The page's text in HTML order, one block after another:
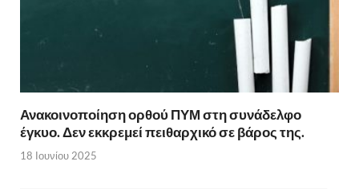
Ανακοινοποίηση ορθού ΠΥΜ στη συνάδελφο
έγκυο. Δεν εκκρεμεί πειθαρχικό σε βάρος της.
18 Ιουνίου 2025